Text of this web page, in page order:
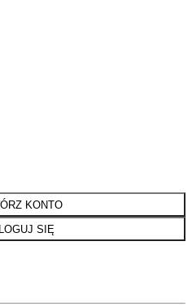
KONTO
SIĘ